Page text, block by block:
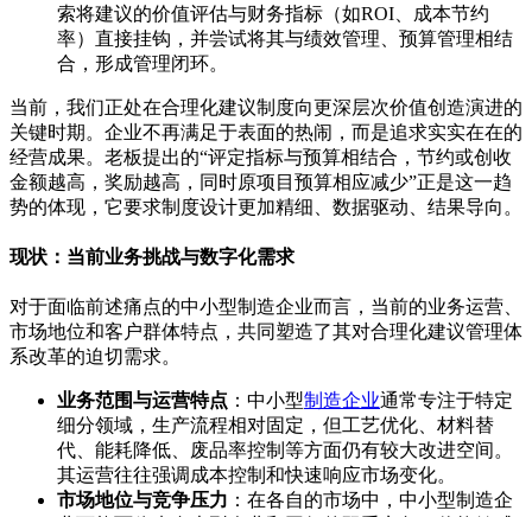
索将建议的价值评估与财务指标（如ROI、成本节约
率）直接挂钩，并尝试将其与绩效管理、预算管理相结
合，形成管理闭环。
当前，我们正处在合理化建议制度向更深层次价值创造演进的
关键时期。企业不再满足于表面的热闹，而是追求实实在在的
经营成果。老板提出的“评定指标与预算相结合，节约或创收
金额越高，奖励越高，同时原项目预算相应减少”正是这一趋
势的体现，它要求制度设计更加精细、数据驱动、结果导向。
现状：当前业务挑战与数字化需求
对于面临前述痛点的中小型制造企业而言，当前的业务运营、
市场地位和客户群体特点，共同塑造了其对合理化建议管理体
系改革的迫切需求。
业务范围与运营特点 ：中小型制造企业通常专注于特定
细分领域，生产流程相对固定，但工艺优化、材料替
代、能耗降低、废品率控制等方面仍有较大改进空间。
其运营往往强调成本控制和快速响应市场变化。
市场地位与竞争压力 ：在各自的市场中，中小型制造企